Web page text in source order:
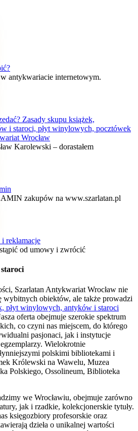
antykwariacie internetowym.
Zasady skupu książek,
i staroci, płyt winylowych, pocztówek
Wrocław
Karolewski – dorastałem
zakupów na www.szarlatan.pl
reklamacje
od umowy i zwrócić
Szarlatan Antykwariat Wrocław nie
wybitnych obiektów, ale także prowadzi
płyt winylowych, antyków i staroci
oferta obejmuje szerokie spektrum
co czyni nas miejscem, do którego
pasjonaci, jak i instytucje
Wielokrotnie
polskimi bibliotekami i
Królewski na Wawelu, Muzea
Polskiego, Ossolineum, Biblioteka
we Wrocławiu, obejmuje zarówno
jak i rzadkie, kolekcjonerskie tytuły.
księgozbiory profesorskie oraz
dzieła o unikalnej wartości